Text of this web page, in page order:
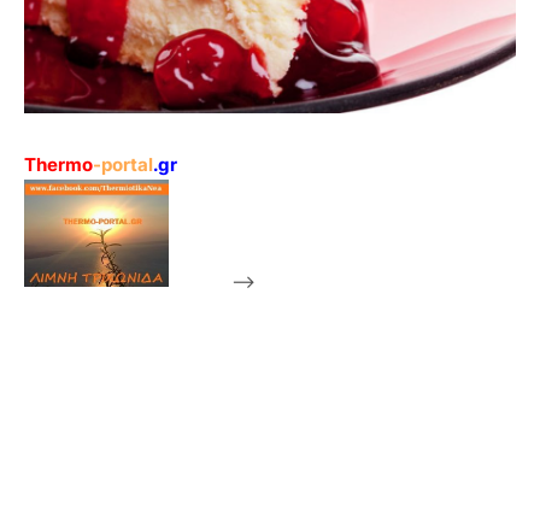
Thermo-portal.gr
-->